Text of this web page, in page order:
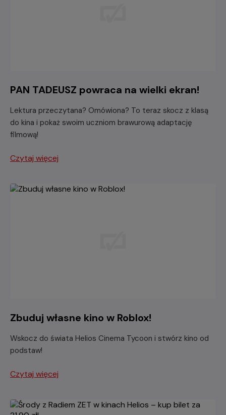
PAN TADEUSZ powraca na wielki ekran!
Lektura przeczytana? Omówiona? To teraz skocz z klasą
do kina i pokaż swoim uczniom brawurową adaptację
filmową!
Czytaj więcej
Zbuduj własne kino w Roblox!
Wskocz do świata Helios Cinema Tycoon i stwórz kino od
podstaw!
Czytaj więcej